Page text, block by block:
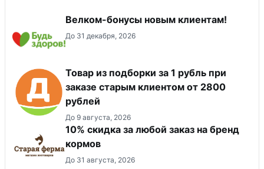
Велком-бонусы новым клиентам!
До 31 декабря, 2026
Товар из подборки за 1 рубль при
заказе старым клиентом от 2800
рублей
До 9 августа, 2026
10% скидка за любой заказ на бренд
кормов
До 31 августа, 2026